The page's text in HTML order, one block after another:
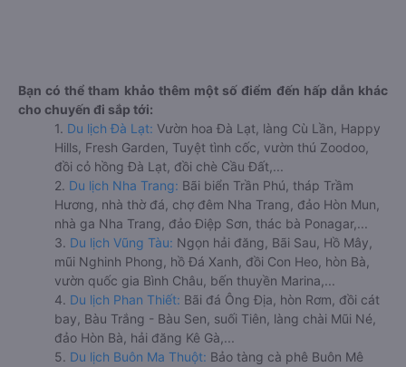
Bạn có thể tham khảo thêm một số điểm đến hấp dẫn khác
cho chuyến đi sắp tới:
1. Du lịch Đà Lạt: Vườn hoa Đà Lạt, làng Cù Lần, Happy
Hills, Fresh Garden, Tuyệt tình cốc, vườn thú Zoodoo,
đồi cỏ hồng Đà Lạt, đồi chè Cầu Đất,...
2. Du lịch Nha Trang: Bãi biển Trần Phú, tháp Trầm
Hương, nhà thờ đá, chợ đêm Nha Trang, đảo Hòn Mun,
nhà ga Nha Trang, đảo Điệp Sơn, thác bà Ponagar,...
3. Du lịch Vũng Tàu: Ngọn hải đăng, Bãi Sau, Hồ Mây,
mũi Nghinh Phong, hồ Đá Xanh, đồi Con Heo, hòn Bà,
vườn quốc gia Bình Châu, bến thuyền Marina,...
4. Du lịch Phan Thiết: Bãi đá Ông Địa, hòn Rơm, đồi cát
bay, Bàu Trắng - Bàu Sen, suối Tiên, làng chài Mũi Né,
đảo Hòn Bà, hải đăng Kê Gà,...
5. Du lịch Buôn Ma Thuột: Bảo tàng cà phê Buôn Mê